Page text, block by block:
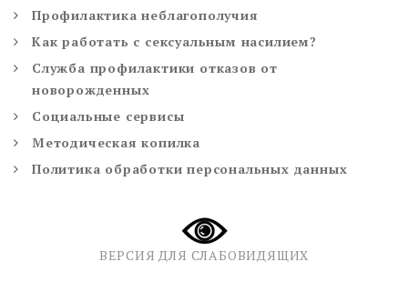
Профилактика неблагополучия
Как работать с сексуальным насилием?
Служба профилактики отказов от
новорожденных
Социальные сервисы
Методическая копилка
Политика обработки персональных данных
ВЕРСИЯ ДЛЯ СЛАБОВИДЯЩИХ